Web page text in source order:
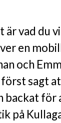
är vad du
en
och
sagt
backat
på